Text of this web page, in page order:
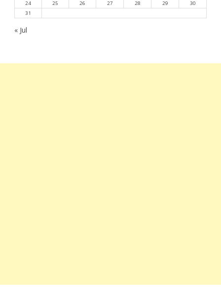
24
25 26 27 28 29
30
31
« Jul